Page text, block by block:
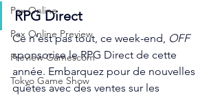
Pax Online
Pax Online Preview
Preview Gamescom
Tokyo Game Show
RPG Direct
Ce n'est pas tout, ce week-end, OFF
sponsorise le RPG Direct de cette
année. Embarquez pour de nouvelles
quêtes avec des ventes sur les